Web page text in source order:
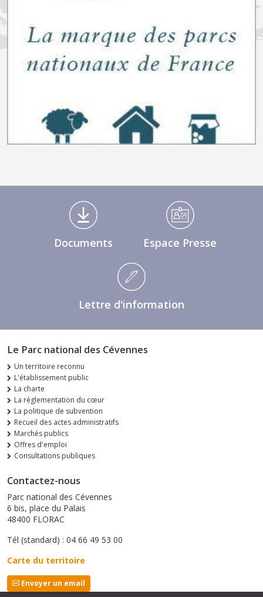
Médiathèque Footer
Documents Espace Presse
Lettre d'information
Le Parc national des Cévennes
Un territoire reconnu
L'établissement public
La charte
La réglementation du cœur
La politique de subvention
Recueil des actes administratifs
Marchés publics
Offres d'emploi
Consultations publiques
Contactez-nous
Parc national des Cévennes
6 bis, place du Palais
48400 FLORAC
Tél (standard) : 04 66 49 53 00
Carte du territoire
Envoyer un email